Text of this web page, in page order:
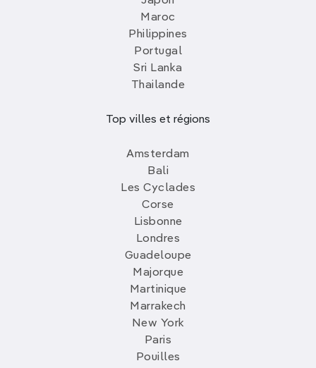
Maroc
Philippines
Portugal
Sri Lanka
Thailande
Top villes et régions
Amsterdam
Bali
Les Cyclades
Corse
Lisbonne
Londres
Guadeloupe
Majorque
Martinique
Marrakech
New York
Paris
Pouilles